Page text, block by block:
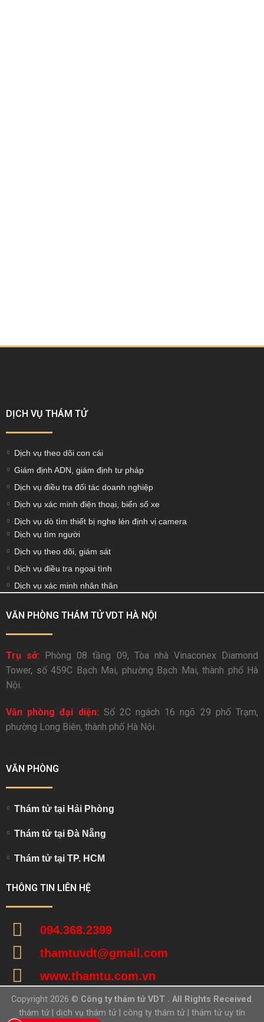
DỊCH VỤ THÁM TỬ
Dịch vụ theo dõi con cái
Giám định ADN, giám định tư pháp
Dịch vụ điều tra đối tác doanh nghiệp
Dịch vụ xác minh điện thoại, biển số xe
Dịch vụ dò tìm thiết bị nghe lén định vị camera
Dịch vụ tìm người
Dịch vụ theo dõi, giám sát
Dịch vụ điều tra ngoại tình
Dịch vụ xác minh nhân thân
VĂN PHÒNG THÁM TỬ VDT HÀ NỘI
Trụ sở:
Phòng 08 tầng 09, Tòa nhà Vinaconex Diamond
Tower, số 459C Bạch Mai, phường Bạch Mai, thành phố Hà
Nội.
Văn phòng đại diện: Số 2C ngách 16 ngõ 29 phố Trạm,
phường Long Biên, thành phố Hà Nội.
VĂN PHÒNG
Thám tử tại Hải Phòng
Thám tử tại Đà Nẵng
Thám tử tại TP. HCM
THÔNG TIN LIÊN HỆ
094.368.2399
thamtuvdt@gmail.com
www.thamtu.com.vn
Copyright 2026 © Công ty thám tử VDT . All Rights Received .
thám tử
dịch vụ thám tử công ty thám tử
thám tử uy tín